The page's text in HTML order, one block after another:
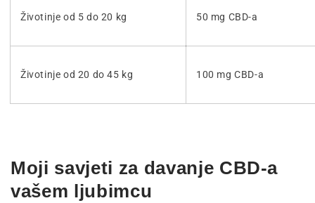
Životinje od 5 do 20 kg 50 mg CBD-a
Životinje od 20 do 45 kg 100 mg CBD-a
Moji savjeti za davanje CBD-a
vašem ljubimcu